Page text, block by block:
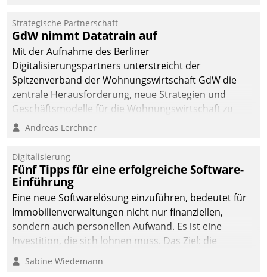
kommunale Wohnungsbauunternehmen daher
gemeinsam mit der Berliner Datatrain GmbH den
Teilprozess der Objektsanierung digitalisiert.
Strategische Partnerschaft
GdW nimmt Datatrain auf
Mit der Aufnahme des Berliner
Digitalisierungspartners unterstreicht der
Spitzenverband der Wohnungswirtschaft GdW die
zentrale Herausforderung, neue Strategien und
Geschäftsmodelle für die Wohnungswirtschaft zu
entwickeln.
Andreas Lerchner
Digitalisierung
Fünf Tipps für eine erfolgreiche Software-
Einführung
Eine neue Softwarelösung einzuführen, bedeutet für
Immobilienverwaltungen nicht nur finanziellen,
sondern auch personellen Aufwand. Es ist eine
Investition, die sich lohnen muss. Das Ziel: die
nachhaltige Optimierung der Geschäftsabläufe. Damit
dieses Ziel erreicht wird, sollten einige Grundregeln
Sabine Wiedemann